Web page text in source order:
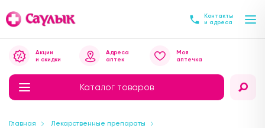
Контакты
и адреса
Каталог товаров
Акции
и скидки
Адреса
аптек
Моя
аптечка
Главная
Лекарственные препараты